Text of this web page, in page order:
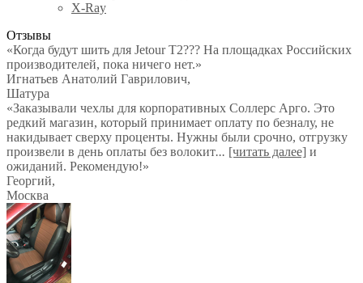
X-Ray
Отзывы
«Когда будут шить для Jetour T2??? На площадках Российских
производителей, пока ничего нет.»
Игнатьев Анатолий Гаврилович,
Шатура
«Заказывали чехлы для корпоративных Соллерс Арго. Это
редкий магазин, который принимает оплату по безналу, не
накидывает сверху проценты. Нужны были срочно, отгрузку
произвели в день оплаты без волокит... [читать далее] и
ожиданий. Рекомендую!»
Георгий,
Москва